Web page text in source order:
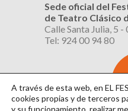
Sede oficial del
de Teatro Clásico
Calle Santa Julia, 5
Tel: 924 00 94 80
A través de esta web, en EL
cookies propias y de terceros
y su funcionamiento, realizar